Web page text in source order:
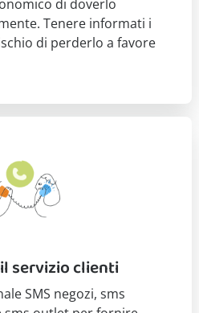
di doverlo
Tenere informati i
di perderlo a favore
servizio clienti
SMS negozi, sms